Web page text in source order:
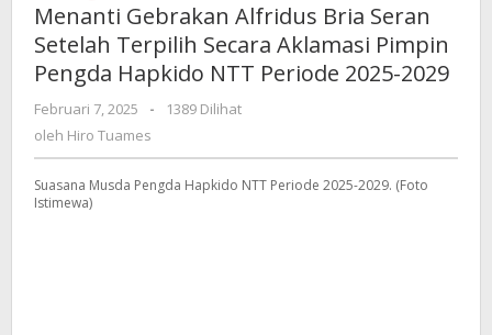
Seran
Setelah
Terpilih
Aklamasi
Pengda
Hapkido
Menanti Gebrakan Alfridus Bria Seran
Setelah Terpilih Secara Aklamasi Pimpin
Pengda Hapkido NTT Periode 2025-2029
Februari 7, 2025
oleh
-
1389 Dilihat
oleh Hiro Tuames
Suasana Musda Pengda Hapkido NTT Periode 2025-2029. (Foto
Istimewa)